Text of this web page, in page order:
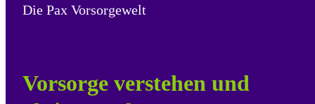
Die Pax Vorsorgewelt
Vorsorge verstehen und